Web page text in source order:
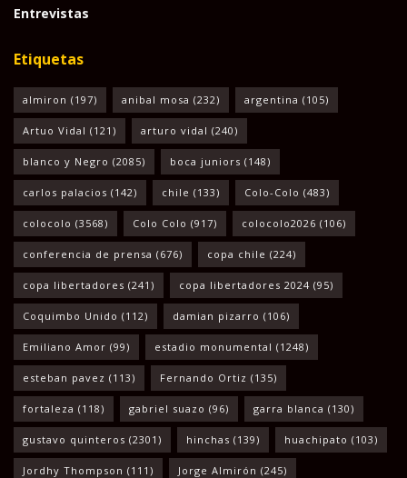
Entrevistas
Etiquetas
almiron (197) anibal mosa (232) argentina (105)
Artuo Vidal (121) arturo vidal (240)
blanco y Negro (2085) boca juniors (148)
carlos palacios (142) chile (133) Colo-Colo (483)
colocolo (3568) Colo Colo (917) colocolo2026 (106)
conferencia de prensa (676) copa chile (224)
copa libertadores (241) copa libertadores 2024 (95)
Coquimbo Unido (112) damian pizarro (106)
Emiliano Amor (99) estadio monumental (1248)
esteban pavez (113) Fernando Ortiz (135)
fortaleza (118) gabriel suazo (96) garra blanca (130)
gustavo quinteros (2301) hinchas (139) huachipato (103)
Jordhy Thompson (111) Jorge Almirón (245)